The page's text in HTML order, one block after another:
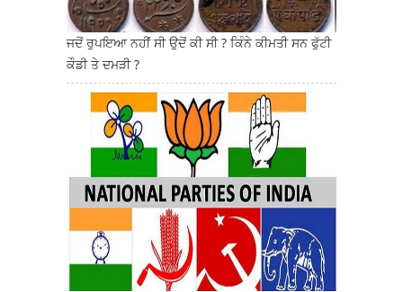
ਜਦੋਂ ਰੁਪਇਆ ਨਹੀਂ ਸੀ ਉਦੋਂ ਕੀ ਸੀ ? ਕਿੰਨੇ ਕੀਮਤੀ ਸਨ ਫੁੱਟੀ
ਕੌਡੀ ਤੇ ਦਮੜੀ ?